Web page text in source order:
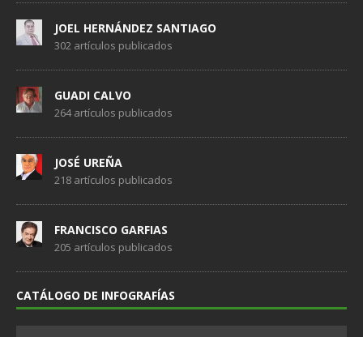
JOEL HERNÁNDEZ SANTIAGO
302 artículos publicados
GUADI CALVO
264 artículos publicados
JOSÉ UREÑA
218 artículos publicados
FRANCISCO GARFIAS
205 artículos publicados
CATÁLOGO DE INFOGRAFÍAS